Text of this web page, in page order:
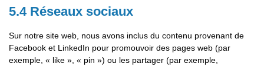
5.4 Réseaux sociaux
Sur notre site web, nous avons inclus du contenu provenant de
Facebook et LinkedIn pour promouvoir des pages web (par
exemple, « like », « pin ») ou les partager (par exemple,